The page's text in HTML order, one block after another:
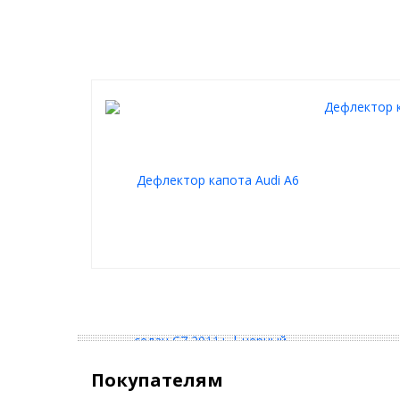
Дефлектор
Покупателям